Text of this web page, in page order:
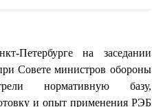
Петербурге на заседании
Совете министров обороны
нормативную базу,
и опыт применения РЭБ